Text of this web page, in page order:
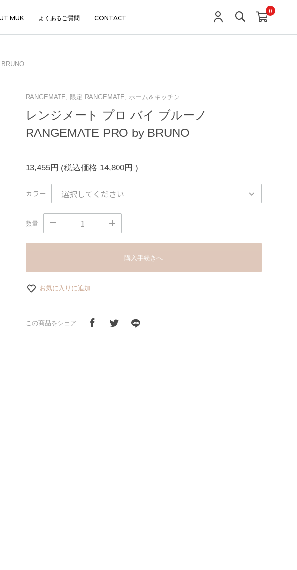
MUK よくあるご質問 CONTACT
0
RANGEMATE, 限定 RANGEMATE, ホーム＆キッチン
レンジメート プロ バイ ブルーノ
RANGEMATE PRO by BRUNO
13,455円 (税込価格 14,800円 )
カラー
数量
購入手続きへ
お気に入りに追加
この商品をシェア